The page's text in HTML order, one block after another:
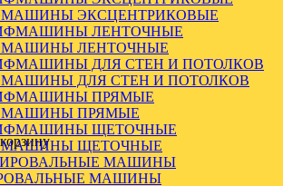
ЭКСЦЕНТРИКОВЫЕ
ЛЕНТОЧНЫЕ
ДЛЯ СТЕН И ПОТОЛКОВ
ПРЯМЫЕ
ЩЕТОЧНЫЕ
МАШИНЫ